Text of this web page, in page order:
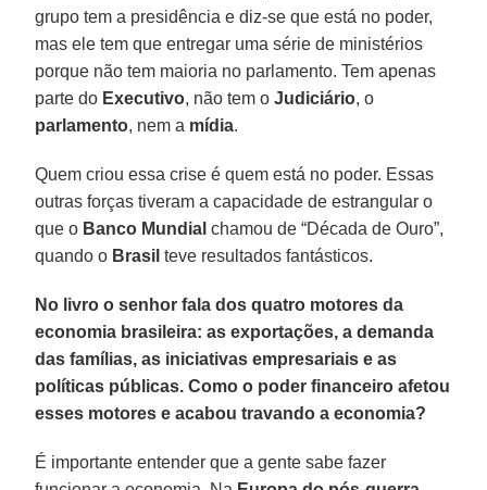
grupo tem a presidência e diz-se que está no poder,
mas ele tem que entregar uma série de ministérios
porque não tem maioria no parlamento. Tem apenas
parte do Executivo, não tem oJudiciário, o
parlamento, nem a mídia.
Quem criou essa crise é quem está no poder. Essas
outras forças tiveram a capacidade de estrangular o
que o Banco Mundial chamou de “Década de Ouro”,
quando o Brasil teve resultados fantásticos.
No livro o senhor fala dos quatro motores da
economia brasileira: as exportações, a demanda
das famílias, as iniciativas empresariais e as
políticas públicas. Como o poder financeiro afetou
esses motores e acabou travando a economia?
É importante entender que a gente sabe fazer